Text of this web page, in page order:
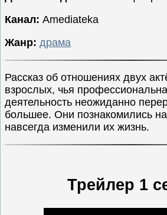
Ужасы
Фантастика
Фэнтези
Ожидаемые
Новинки
кино
Канал: Amediateka
Жанр: драма
Рассказ об отношениях двух
взрослых, чья
деятельность неожиданно
большее. Они познакомились
навсегда изменили их жизнь.
Трейлер 1